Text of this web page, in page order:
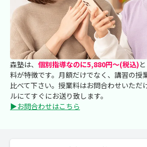
森塾は、 個別指導なのに5,880円～(税込)
料が特徴です。月額だけでなく、講習の授
比べて下さい。授業料はお問合わせいただ
ルにてすぐにお送り致します。
▶お問合わせはこちら